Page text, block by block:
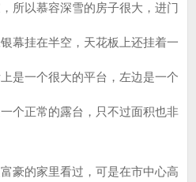
以慕容深雪的房子很大，进门
幕挂在半空，天花板上还挂着一
是一个很大的平台，左边是一个
个正常的露台，只不过面积也非
的家里看过，可是在市中心高